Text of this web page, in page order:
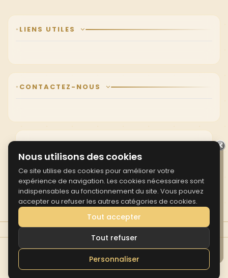
LIENS UTILES
CONTACTEZ-NOUS
AVIS CLIENTS
Nous utilisons des cookies
Ce site utilise des cookies pour améliorer votre
expérience de navigation. Les cookies nécessaires sont
indispensables au fonctionnement du site. Vous pouvez
accepter ou refuser les autres catégories de cookies.
Tout accepter
Tout refuser
Personnaliser